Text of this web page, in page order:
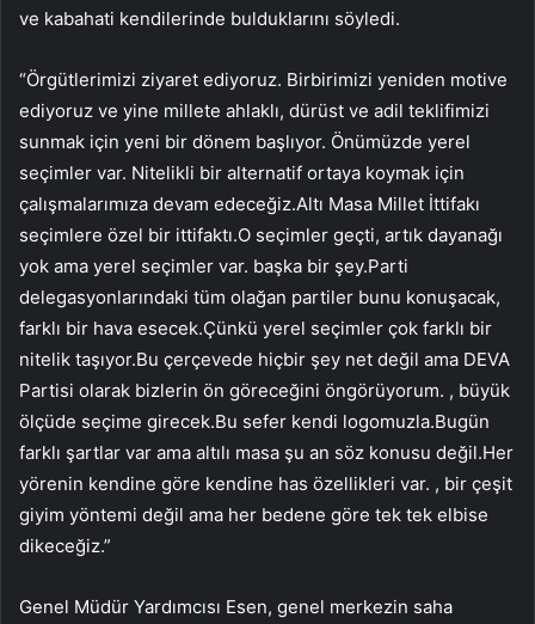
ve kabahati kendilerinde bulduklarını söyledi.
“Örgütlerimizi ziyaret ediyoruz. Birbirimizi yeniden motive
ediyoruz ve yine millete ahlaklı, dürüst ve adil teklifimizi
sunmak için yeni bir dönem başlıyor. Önümüzde yerel
seçimler var. Nitelikli bir alternatif ortaya koymak için
çalışmalarımıza devam edeceğiz.Altı Masa Millet İttifakı
seçimlere özel bir ittifaktı.O seçimler geçti, artık dayanağı
yok ama yerel seçimler var. başka bir şey.Parti
delegasyonlarındaki tüm olağan partiler bunu konuşacak,
farklı bir hava esecek.Çünkü yerel seçimler çok farklı bir
nitelik taşıyor.Bu çerçevede hiçbir şey net değil ama DEVA
Partisi olarak bizlerin ön göreceğini öngörüyorum. , büyük
ölçüde seçime girecek.Bu sefer kendi logomuzla.Bugün
farklı şartlar var ama altılı masa şu an söz konusu değil.Her
yörenin kendine göre kendine has özellikleri var. , bir çeşit
giyim yöntemi değil ama her bedene göre tek tek elbise
dikeceğiz.”
Genel Müdür Yardımcısı Esen, genel merkezin saha